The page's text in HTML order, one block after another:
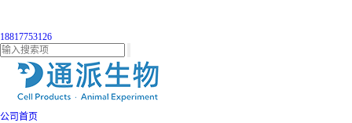
18817753126
公司首页